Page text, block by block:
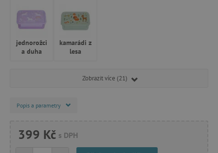
jednorožci
a duha
kamarádi z
lesa
Zobrazit více (21)
Popis a parametry
399 Kč s DPH